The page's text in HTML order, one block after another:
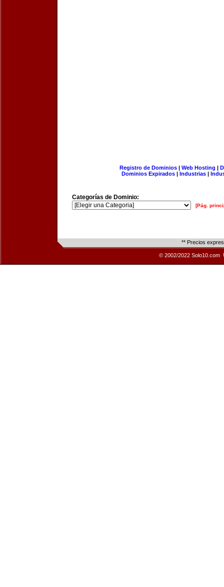
Registro de Dominios| Web Hosting |
Dominios Expirados | Industrias |
Categorías de Dominio:
[Pág.
** Precios
© 2002/2022 Solo10.com